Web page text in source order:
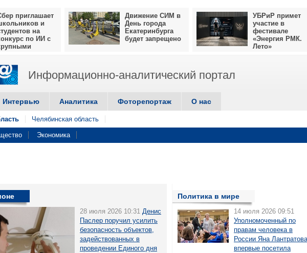
приглашает
и
на
по ИИ с
Движение СИМ в
День города
Екатеринбурга
будет запрещено
УБРиР примет
участие в
фестивале
«Энергия РМК.
Лето»
Информационно-аналитический портал
Интервью Аналитика Фоторепортаж О нас
Челябинская область
Экономика
28 июля 2026 10:31 Денис
Паслер поручил усилить
безопасность объектов,
задействованных в
проведении Единого дня
Политика в мире
14 июля 2026 09:51
Уполномоченный по
правам человека в
России Яна Лантратова
впервые посетила